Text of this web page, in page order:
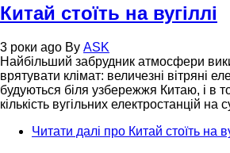
Китай стоїть на вугіллі
3 роки ago By ASK
Найбільший забрудник атмосфери
врятувати клімат: величезні вітряні
будуються біля узбережжя Китаю, і в
кількість вугільних електростанцій на
Читати далі про Китай стоїть на